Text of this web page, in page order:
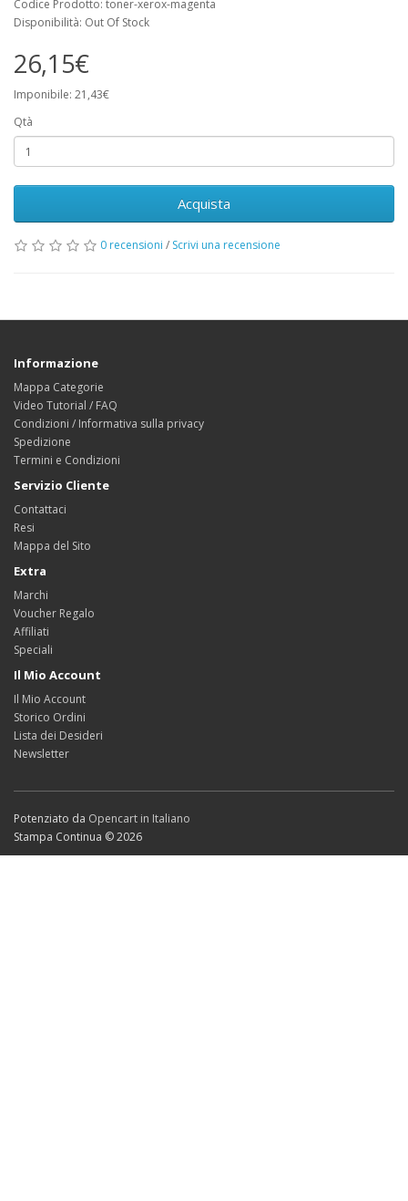
Codice Prodotto: toner-xerox-magenta
Disponibilità: Out Of Stock
26,15€
Imponibile: 21,43€
Qtà
Acquista
0 recensioni / Scrivi una recensione
Informazione
Mappa Categorie
Video Tutorial / FAQ
Condizioni / Informativa sulla privacy
Spedizione
Termini e Condizioni
Servizio Cliente
Contattaci
Resi
Mappa del Sito
Extra
Marchi
Voucher Regalo
Affiliati
Speciali
Il Mio Account
Il Mio Account
Storico Ordini
Lista dei Desideri
Newsletter
Potenziato da Opencart in Italiano
Stampa Continua © 2026